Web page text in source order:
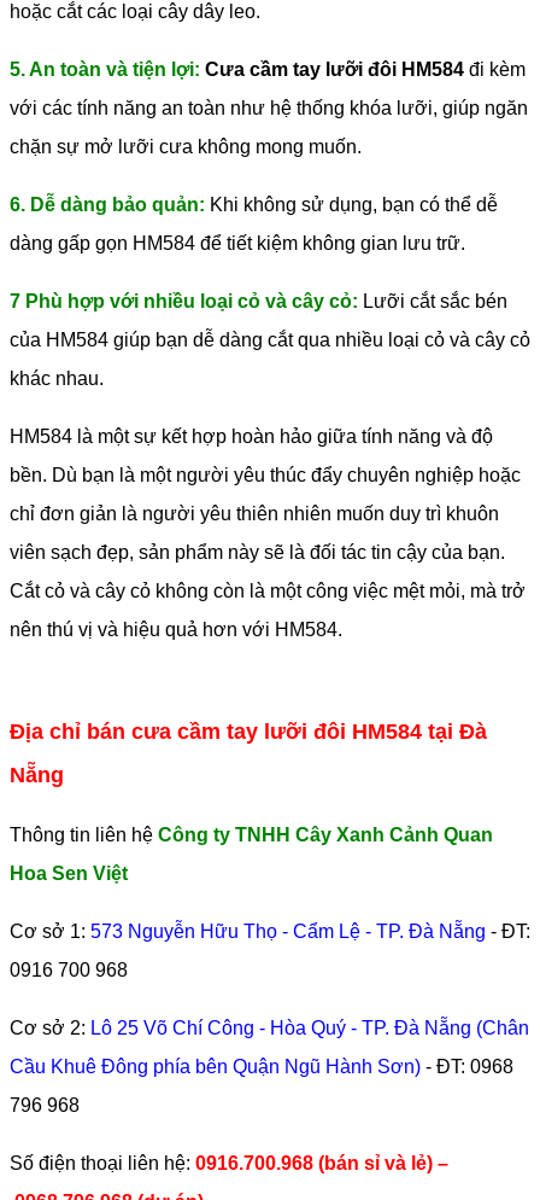
hoặc cắt các loại cây dây leo.
5. An toàn và tiện lợi: Cưa cầm tay lưỡi đôi HM584 đi kèm
với các tính năng an toàn như hệ thống khóa lưỡi, giúp ngăn
chặn sự mở lưỡi cưa không mong muốn.
6. Dễ dàng bảo quản: Khi không sử dụng, bạn có thể dễ
dàng gấp gọn HM584 để tiết kiệm không gian lưu trữ.
7 Phù hợp với nhiều loại cỏ và cây cỏ: Lưỡi cắt sắc bén
của HM584 giúp bạn dễ dàng cắt qua nhiều loại cỏ và cây cỏ
khác nhau.
HM584 là một sự kết hợp hoàn hảo giữa tính năng và độ
bền. Dù bạn là một người yêu thúc đẩy chuyên nghiệp hoặc
chỉ đơn giản là người yêu thiên nhiên muốn duy trì khuôn
viên sạch đẹp, sản phẩm này sẽ là đối tác tin cậy của bạn.
Cắt cỏ và cây cỏ không còn là một công việc mệt mỏi, mà trở
nên thú vị và hiệu quả hơn với HM584.
Địa chỉ bán cưa cầm tay lưỡi đôi HM584 tại Đà
Nẵng
Thông tin liên hệ Công ty TNHH Cây Xanh Cảnh Quan
Hoa Sen Việt
Cơ sở 1: 573 Nguyễn Hữu Thọ - Cẩm Lệ - TP. Đà Nẵng - ĐT:
0916 700 968
Cơ sở 2: Lô 25 Võ Chí Công - Hòa Quý - TP. Đà Nẵng (Chân
Cầu Khuê Đông phía bên Quận Ngũ Hành Sơn) - ĐT: 0968
796 968
​Số điện thoại liên hệ: 0916.700.968 (bán sỉ và lẻ) –